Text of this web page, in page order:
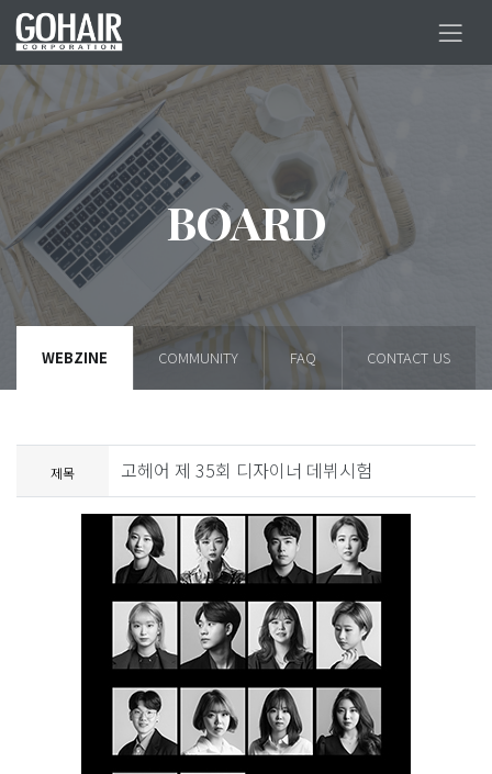
BOARD
WEBZINE COMMUNITY FAQ CONTACT US
제목 고헤어 제 35회 디자이너 데뷔시험